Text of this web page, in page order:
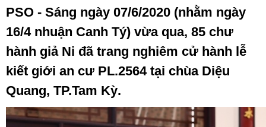
PSO - Sáng ngày 07/6/2020 (nhằm ngày
16/4 nhuận Canh Tý) vừa qua, 85 chư
hành giả Ni đã trang nghiêm cử hành lễ
kiết giới an cư PL.2564 tại chùa Diệu
Quang, TP.Tam Kỳ.